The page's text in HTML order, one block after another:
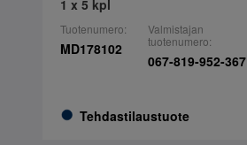
1 x 5 kpl
Tuotenumero:
MD178102
Tehdastilaustuote
Valmistajan
tuotenumero:
067-819-952-367